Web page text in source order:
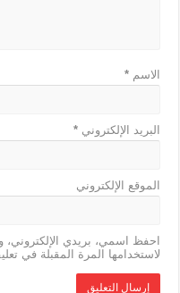
الاسم*
البريد الإلكتروني*
الموقع الإلكتروني
احفظ اسمي، بريدي الإلكتروني،
لاستخدامها المرة المقبلة في